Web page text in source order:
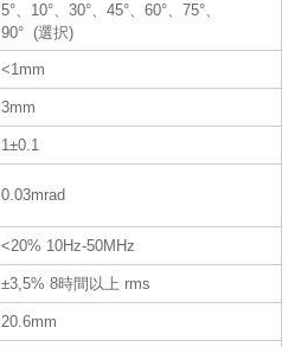
5°、10°、30°、45°、60°、75°、
90° (選択)
<1mm
3mm
1±0.1
0.03mrad
<20% 10Hz-50MHz
±3,5% 8時間以上 rms
20.6mm